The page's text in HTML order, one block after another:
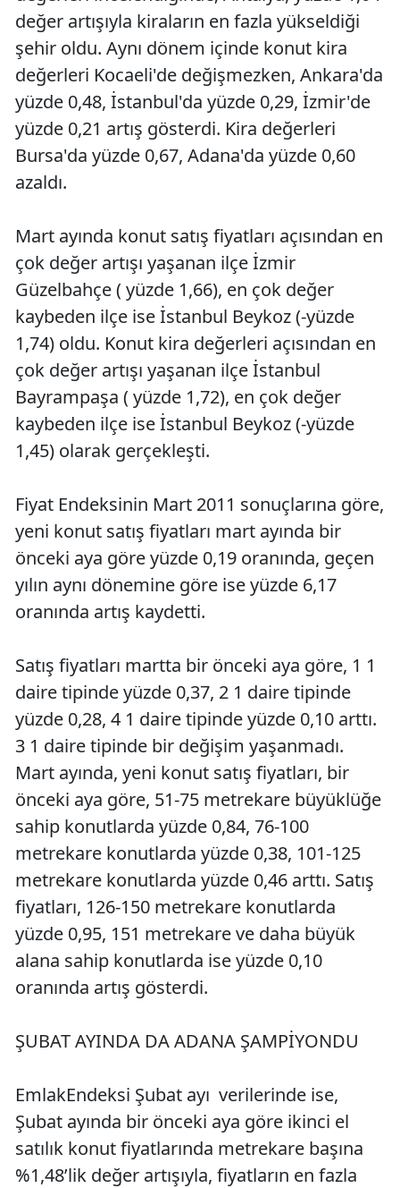
değer artışıyla kiraların en fazla yükseldiği
şehir oldu. Aynı dönem içinde konut kira
değerleri Kocaeli'de değişmezken, Ankara'da
yüzde 0,48, İstanbul'da yüzde 0,29, İzmir'de
yüzde 0,21 artış gösterdi. Kira değerleri
Bursa'da yüzde 0,67, Adana'da yüzde 0,60
azaldı.
Mart ayında konut satış fiyatları açısından en
çok değer artışı yaşanan ilçe İzmir
Güzelbahçe ( yüzde 1,66), en çok değer
kaybeden ilçe ise İstanbul Beykoz (-yüzde
1,74) oldu. Konut kira değerleri açısından en
çok değer artışı yaşanan ilçe İstanbul
Bayrampaşa ( yüzde 1,72), en çok değer
kaybeden ilçe ise İstanbul Beykoz (-yüzde
1,45) olarak gerçekleşti.
Fiyat Endeksinin Mart 2011 sonuçlarına göre,
yeni konut satış fiyatları mart ayında bir
önceki aya göre yüzde 0,19 oranında, geçen
yılın aynı dönemine göre ise yüzde 6,17
oranında artış kaydetti.
Satış fiyatları martta bir önceki aya göre, 1 1
daire tipinde yüzde 0,37, 2 1 daire tipinde
yüzde 0,28, 4 1 daire tipinde yüzde 0,10 arttı.
3 1 daire tipinde bir değişim yaşanmadı.
Mart ayında, yeni konut satış fiyatları, bir
önceki aya göre, 51-75 metrekare büyüklüğe
sahip konutlarda yüzde 0,84, 76-100
metrekare konutlarda yüzde 0,38, 101-125
metrekare konutlarda yüzde 0,46 arttı. Satış
fiyatları, 126-150 metrekare konutlarda
yüzde 0,95, 151 metrekare ve daha büyük
alana sahip konutlarda ise yüzde 0,10
oranında artış gösterdi.
ŞUBAT AYINDA DA ADANA ŞAMPİYONDU
EmlakEndeksi Şubat ayı verilerinde ise,
Şubat ayında bir önceki aya göre ikinci el
satılık konut fiyatlarında metrekare başına
%1,48’lik değer artışıyla, fiyatların en fazla